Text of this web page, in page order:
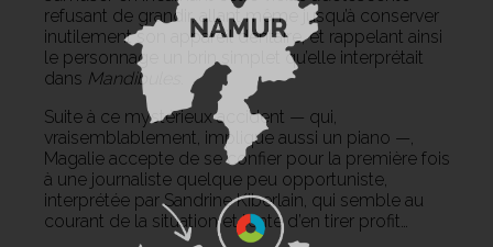
refusant de grandir, allant même jusqu’à conserver
inutilement son appareil dentaire, et rappelant ainsi
le personnage un brin simplet qu’elle interprétait
dans Mandibules
Suite à ce mystérieux accident — qui,
vraisemblablement, implique aussi un piano —,
Magalie accepte de se confier pour la première fois
à une journaliste quelque peu opportuniste,
interprétée par Sandrine Kiberlain, qui semble au
courant de la situation et tente d’en tirer profit…